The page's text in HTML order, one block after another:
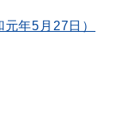
年5月27日）